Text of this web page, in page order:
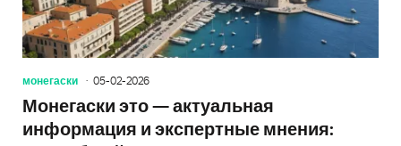
монегаски 05-02-2026
Монегаски это — актуальная
информация и экспертные мнения: